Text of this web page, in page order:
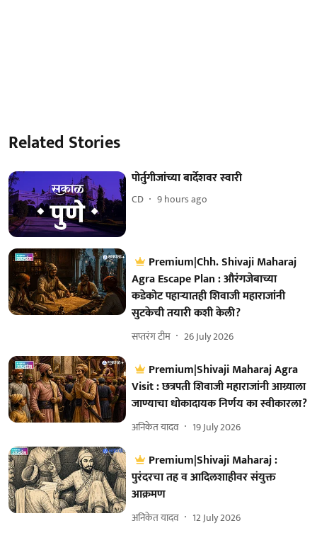
Related Stories
पोर्तुगीजांच्या बार्देशवर स्वारी
CD 9 hours ago
Premium|Chh. Shivaji Maharaj
Agra Escape Plan : औरंगजेबाच्या
कडेकोट पहाऱ्यातही शिवाजी महाराजांनी
सुटकेची तयारी कशी केली?
सप्तरंग टीम 26 July 2026
Premium|Shivaji Maharaj Agra
Visit : छत्रपती शिवाजी महाराजांनी आग्र्याला
जाण्याचा धोकादायक निर्णय का स्वीकारला?
अनिकेत यादव 19 July 2026
Premium|Shivaji Maharaj :
पुरंदरचा तह व आदिलशाहीवर संयुक्त
आक्रमण
अनिकेत यादव 12 July 2026